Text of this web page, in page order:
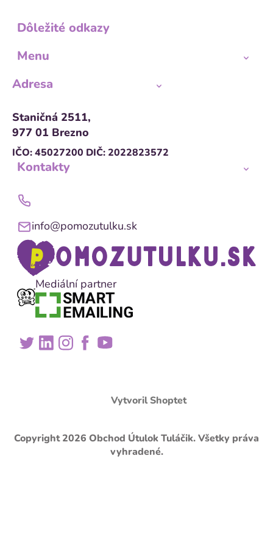
Dôležité odkazy
Menu
Adresa
Staničná 2511,
977 01 Brezno
IČO: 45027200 DIČ: 2022823572
Kontakty
info@pomozutulku.sk
Mediální partner
Vytvoril Shoptet
Copyright 2026 Obchod Útulok Tuláčik. Všetky práva
vyhradené.